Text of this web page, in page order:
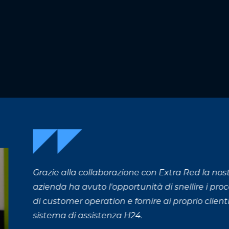
Red la nostra
i processi
clienti un